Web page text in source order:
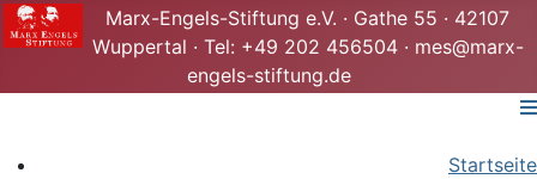
Marx-Engels-Stiftung e.V. · Gathe 55 · 42107
Wuppertal · Tel: +49 202 456504 · mes@marx-
engels-stiftung.de
Startseite